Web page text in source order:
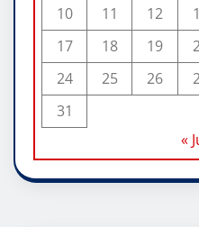
10
11 12
17
18 19
24
25 26
31
«